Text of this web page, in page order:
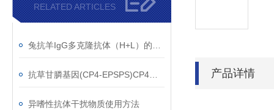
RELATED ARTICLES
异嗜性抗体干扰物质使用方法
产品详情